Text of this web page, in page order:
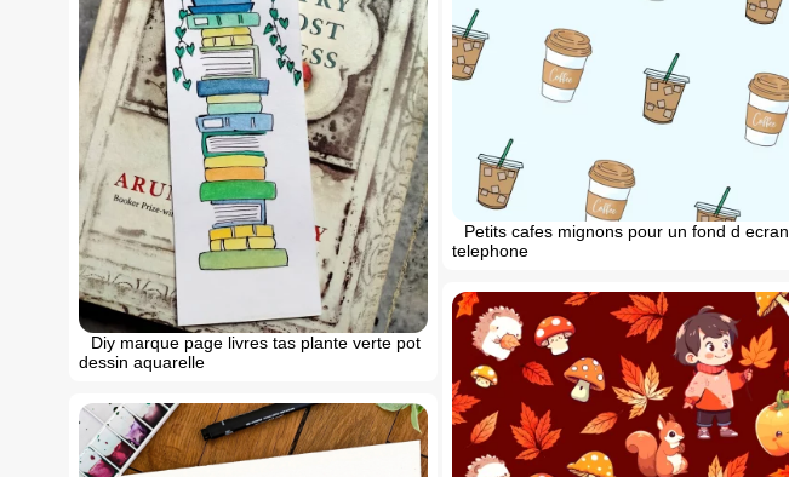
Petits cafes mignons pour un fond d ecran
telephone
Diy marque page livres tas plante verte pot
dessin aquarelle